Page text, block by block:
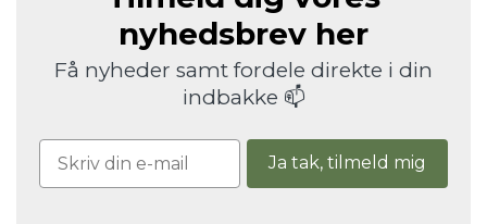
nyhedsbrev her
Få nyheder samt fordele direkte i din
indbakke 📫
Ja tak, tilmeld mig